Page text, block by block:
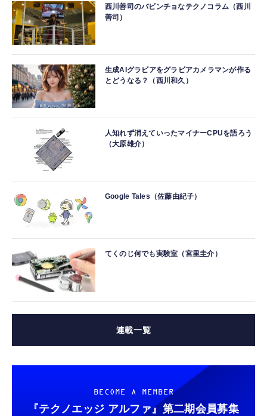
西川善司のバビンチョなテクノコラム（西川
善司）
生成AIグラビアをグラビアカメラマンが作る
とどうなる？（西川和久）
人知れず消えていったマイナーCPUを語ろう
（大原雄介）
Google Tales（佐藤由紀子）
てくのじ何でも実験室（宮里圭介）
連載一覧
BECOME A MEMBER
『テクノエッジ アルファ』 第二期会員募集